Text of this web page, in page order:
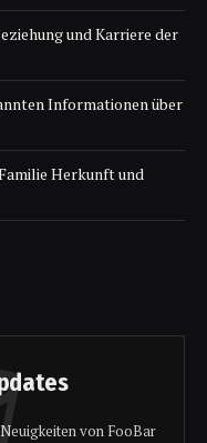
und Karriere der
Informationen über
Herkunft und
von FooBar